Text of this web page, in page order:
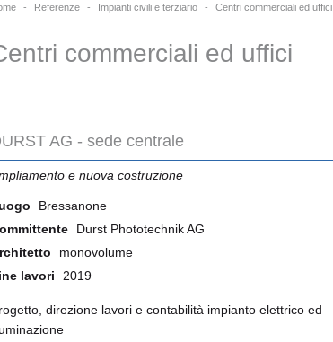
- Referenze - Impianti civili e terziario - Centri commerciali ed uffici
commerciali ed uffici
AG - sede centrale
e nuova costruzione
Bressanone
Durst Phototechnik AG
monovolume
lavori
2019
direzione lavori e contabilità impianto elettrico ed